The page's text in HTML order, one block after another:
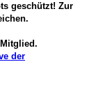
geschützt! Zur
der